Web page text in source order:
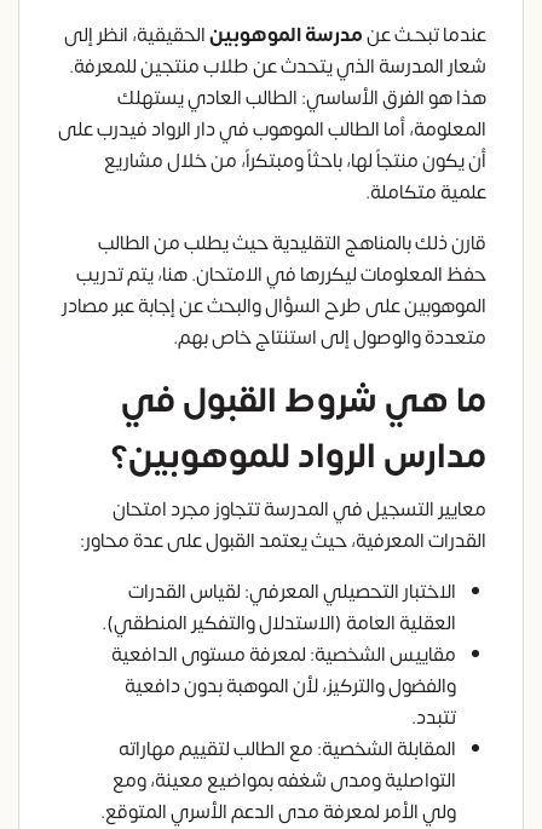
عندما تبحـث عنمدرسة الموهوبينالحقيقية، انظر إلى
شعار المدرسة الذي يتحدث عن طلاب منتجين للمعرفة.
هذا هو الفرق الأساسي: الطالب العادي يستهلك
المعلومة، أما الطالب الموهوب في دار الرواد فيدرب على
أن يكون منتجاً لها، باحثاً ومبتكراً، من خلال مشاريع
علمية متكاملة.
قارن ذلك بالمناهج التقليدية حيث يطلب من الطالب
حفظ المعلومات ليكررها في الامتحان. هنا، يتم تدريب
الموهوبين على طرح السؤال والبحث عن إجابة عبر مصادر
متعددة والوصول إلى استنتاج خاص بهم.
ما هي شروط القبول في
مدارس الرواد للموهوبين؟
معايير التسجيل في المدرسة تتجاوز مجرد امتحان
القدرات المعرفية، حيث يعتمد القبول على عدة محاور:
الاختبار التحصيلي المعرفي: لقياس القدرات
العقلية العامة (الاستدلال والتفكير المنطقي).
مقاييس الشخصية: لمعرفة مستوى الدافعية
والفضول والتركيز، لأن الموهبة بدون دافعية
تتبدد.
المقابلة الشخصية: مع الطالب لتقييم مهاراته
التواصلية ومدى شغفه بمواضيع معينة، ومع
ولي الأمر لمعرفة مدى الدعم الأسري المتوقع.